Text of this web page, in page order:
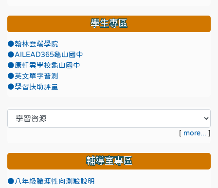
學生專區
●翰林雲端學院
●AILEAD365龜山國中
●康軒雲學校龜山國中
●英文單字普測
●學習扶助評量
[ more... ]
輔導室專區
●八年級職涯性向測驗說明